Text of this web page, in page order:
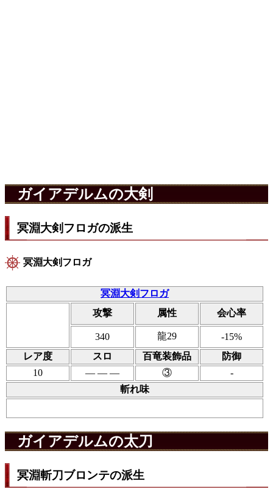
ガイアデルムの大剣
冥淵大剣フロガの派生
冥淵大剣フロガ
冥淵大剣フロガ
攻撃
属性 会心率
340 龍29
-15%
レア度
スロ 百竜装飾品
防御
10
― ― ― ③
-
斬れ味
ガイアデルムの太刀
冥淵斬刀ブロンテの派生